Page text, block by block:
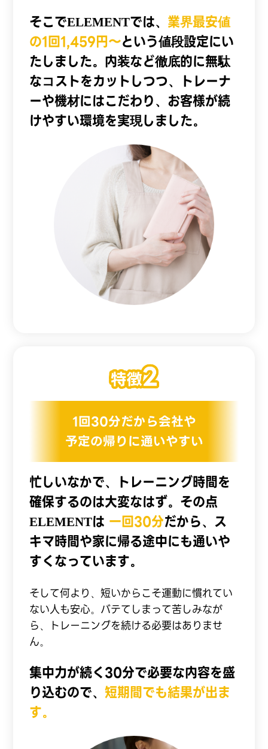
そこでELEMENTでは、 業界最安値
の1回1,459円〜という値段設定にい
たしました。内装など徹底的に無駄
なコストをカットしつつ、トレーナ
ーや機材にはこだわり、お客様が続
けやすい環境を実現しました。
1回30分だから会社や
予定の帰りに通いやすい
忙しいなかで、トレーニング時間を
確保するのは大変なはず。その点
ELEMENTは 一回30分だから、ス
キマ時間や家に帰る途中にも通いや
すくなっています。
そして何より、短いからこそ運動に慣れてい
ない人も安心。バテてしまって苦しみなが
ら、トレーニングを続ける必要はありませ
ん。
集中力が続く30分で必要な内容を盛
り込むので、短期間でも結果が出ま
す。